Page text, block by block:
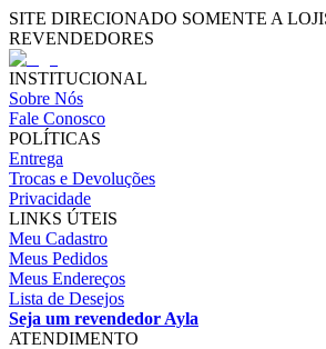
SITE DIRECIONADO SOMENTE A
REVENDEDORES
INSTITUCIONAL
Sobre Nós
Fale Conosco
POLÍTICAS
Entrega
Trocas e Devoluções
Privacidade
LINKS ÚTEIS
Meu Cadastro
Meus Pedidos
Meus Endereços
Lista de Desejos
Seja um revendedor Ayla
ATENDIMENTO